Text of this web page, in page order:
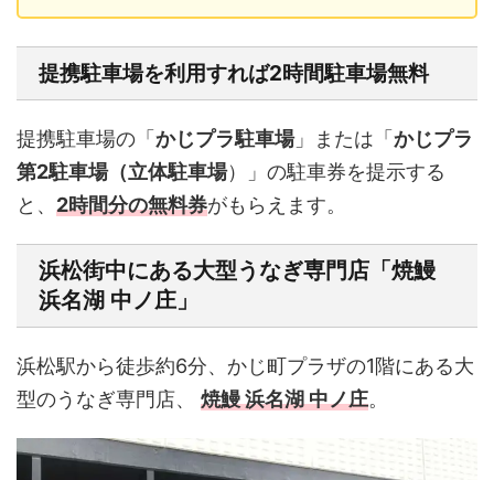
提携駐車場を利用すれば2時間駐車場無料
提携駐車場の「かじプラ駐車場」または「かじプラ
第2駐車場（立体駐車場）」の駐車券を提示する
と、 2時間分の無料券がもらえます。
浜松街中にある大型うなぎ専門店「焼鰻
浜名湖 中ノ庄」
浜松駅から徒歩約6分、かじ町プラザの1階にある大
型のうなぎ専門店、 焼鰻 浜名湖 中ノ庄。